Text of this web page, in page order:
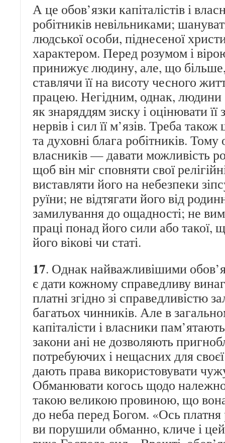
А це обов’язки капіталістів і
робітників невільниками;
людської особи, піднесеної
характером. Перед розумом і
принижує людину, але, що
ставлячи її на висоту чесного
працею. Негідним, однак,
як знаряддям зиску і оцінювати її
нервів і сил її м’язів. Треба
та духовні блага робітників. Тому
власників — давати можливість
щоб він міг сповняти свої
виставляти його на небезпеки
руїни; не відтягати його від
замилування до ощадності; не
праці понад його сили або такої,
його вікові чи статі.
17. Однак найважливішими
є дати кожному справедливу
платні згідно зі справедливістю
багатьох чинників. Але в
капіталісти і власники
закони ані не дозволяють
потребуючих і нещасних для своєї
дають права використовувати
Обманювати когось щодо
такою великою провиною, що
до неба перед Богом. «Ось платня
ви порушили обманно, кличе і